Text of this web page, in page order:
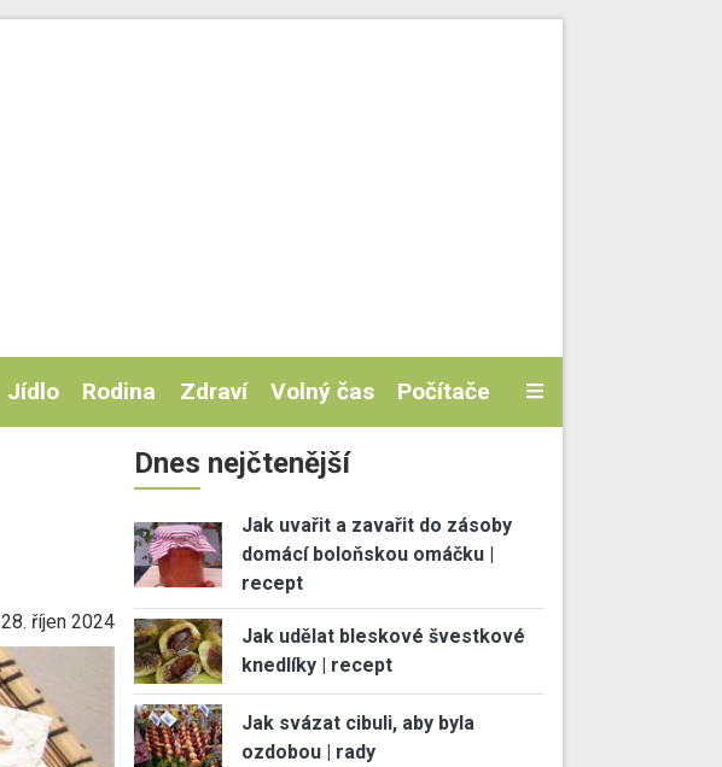
Jídlo Rodina Zdraví Volný čas Počítače
28. říjen 2024
Dnes nejčtenější
Jak uvařit a zavařit do zásoby
domácí boloňskou omáčku |
recept
Jak udělat bleskové švestkové
knedlíky | recept
Jak svázat cibuli, aby byla
ozdobou | rady